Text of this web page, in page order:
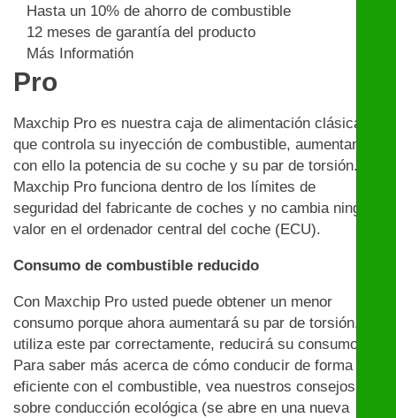
Hasta un 10% de ahorro de combustible
12 meses de garantía del producto
Más Informatión
Pro
Maxchip Pro es nuestra caja de alimentación clásica
que controla su inyección de combustible, aumentando
con ello la potencia de su coche y su par de torsión.
Maxchip Pro funciona dentro de los límites de
seguridad del fabricante de coches y no cambia ningún
valor en el ordenador central del coche (ECU).
Consumo de combustible reducido
Con Maxchip Pro usted puede obtener un menor
consumo porque ahora aumentará su par de torsión. Si
utiliza este par correctamente, reducirá su consumo.
Para saber más acerca de cómo conducir de forma
eficiente con el combustible, vea nuestros consejos
sobre conducción ecológica (se abre en una nueva